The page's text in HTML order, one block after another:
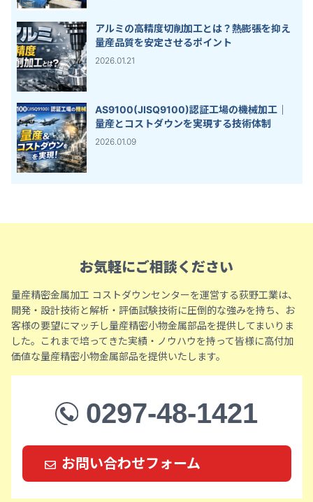
アルミの高精度切削加工とは？熱膨張を抑え
量産品質を安定させるポイント
2026.01.21
AS9100(JISQ9100)認証工場の機械加工｜
量産とコストダウンを実現する技術体制
2026.01.09
お気軽にご相談ください
量産精密金属加工 コストダウンセンターを運営する荻野工業は、
開発・設計技術と解析・評価試験技術に圧倒的な強みを持ち、お
客様の要望にマッチし量産精密小物金属部品を提供してまいりま
した。これまで培ってきた実績・ノウハウを持って皆様に高付加
価値な量産精密小物金属部品を提供いたします。
0297-48-1421
お問い合わせフォーム